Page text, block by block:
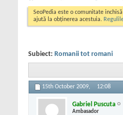
SeoPedia este o comunitate inchisă
ajută la obținerea acestuia.
Subiect: Romanii tot romani
15th October 2009, 12:08
Gabriel Puscuta
Ambasador